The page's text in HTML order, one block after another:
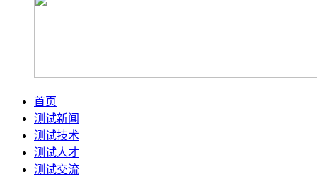
首页
测试新闻
测试技术
测试人才
测试交流